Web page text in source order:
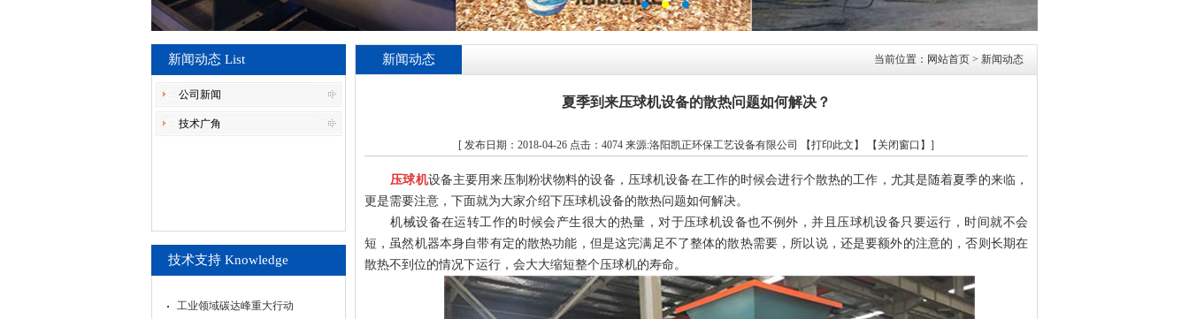
新闻动态 List
公司新闻
技术广角
技术支持 Knowledge
工业领域碳达峰重大行动
新闻动态 当前位置： 网站首页 > 新闻动态
夏季到来压球机设备的散热问题如何解决？
[ 发布日期：2018-04-26 点击：4074 来源:洛阳凯正环保工艺设备有限公司 【打印此文】 【关闭窗口】 ]
压球机设备主要用来压制粉状物料的设备，压球机设备在工作的时候会进行个散热的工作，尤其是随着夏季的来临，
更是需要注意，下面就为大家介绍下压球机设备的散热问题如何解决。
机械设备在运转工作的时候会产生很大的热量，对于压球机设备也不例外，并且压球机设备只要运行，时间就不会
短，虽然机器本身自带有定的散热功能，但是这完满足不了整体的散热需要，所以说，还是要额外的注意的，否则长期在
散热不到位的情况下运行，会大大缩短整个压球机的寿命。